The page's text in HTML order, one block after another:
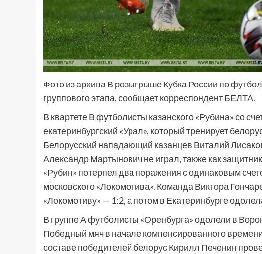
Фото из архива В розыгрыше Кубка России по
группового этапа, сообщает корреспондент БЕЛТА.
В квартете В футболисты казанского «Рубина» со
екатеринбургский «Урал», который тренирует
Белорусский нападающий казанцев Виталий
Александр Мартынович не играл, также как
«Рубин» потерпел два поражения с одинаковым
московского «Локомотива». Команда Виктора
«Локомотиву» — 1:2, а потом в Екатеринбурге
В группе А футболисты «Оренбурга» одолели в
Победный мяч в начале компенсированного
составе победителей белорус Кирилл Печенин